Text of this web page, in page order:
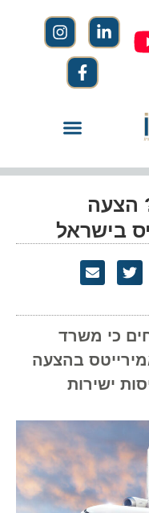
הצעה
בישראל
כי משרד
בהצעה
ישירות